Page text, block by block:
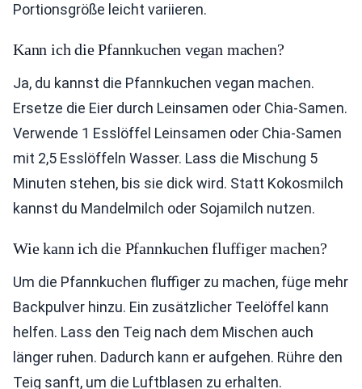
Portionsgröße leicht variieren.
Kann ich die Pfannkuchen vegan machen?
Ja, du kannst die Pfannkuchen vegan machen.
Ersetze die Eier durch Leinsamen oder Chia-Samen.
Verwende 1 Esslöffel Leinsamen oder Chia-Samen
mit 2,5 Esslöffeln Wasser. Lass die Mischung 5
Minuten stehen, bis sie dick wird. Statt Kokosmilch
kannst du Mandelmilch oder Sojamilch nutzen.
Wie kann ich die Pfannkuchen fluffiger machen?
Um die Pfannkuchen fluffiger zu machen, füge mehr
Backpulver hinzu. Ein zusätzlicher Teelöffel kann
helfen. Lass den Teig nach dem Mischen auch
länger ruhen. Dadurch kann er aufgehen. Rühre den
Teig sanft, um die Luftblasen zu erhalten.